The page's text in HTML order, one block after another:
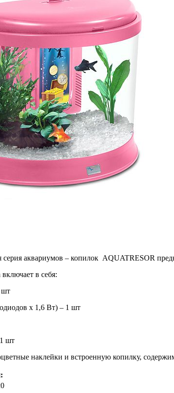
серия аквариумов – копилок AQUATRESOR
в себя:
шт
х 1,6 Вт) – 1 шт
шт
наклейки и встроенную копилку,